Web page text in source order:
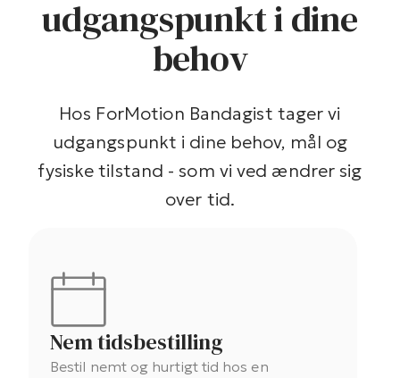
udgangspunkt i dine
behov
Hos ForMotion Bandagist tager vi
udgangspunkt i dine behov, mål og
fysiske tilstand - som vi ved ændrer sig
over tid.
Nem tidsbestilling
Bestil nemt og hurtigt tid hos en